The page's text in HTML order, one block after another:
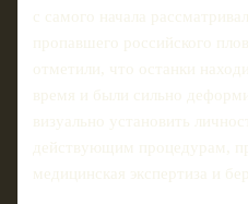
с самого начала
пропавшего российского
отметили, что останки
время и были сильно
визуально установить
действующим процедурам,
медицинская экспертиза и